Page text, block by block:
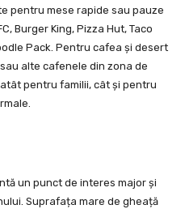
pentru mese rapide sau pauze
Burger King, Pizza Hut, Taco
Pack. Pentru cafea și desert
alte cafenele din zona de
pentru familii, cât și pentru
un punct de interes major și
Suprafața mare de gheață